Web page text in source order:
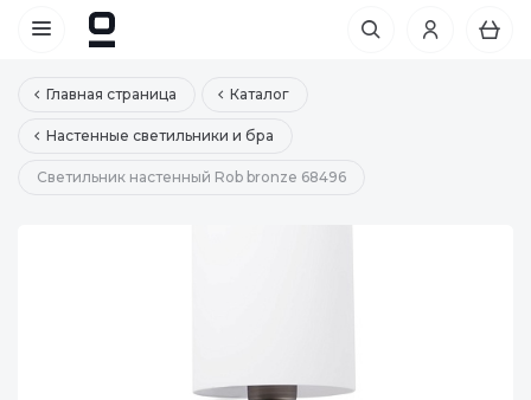
Главная страница Каталог
Настенные светильники и бра
Светильник настенный Rob bronze 68496